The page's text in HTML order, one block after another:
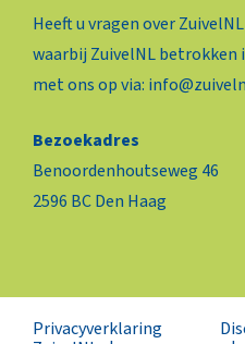
Heeft u vragen over
waarbij ZuivelNL betrokken
met ons op via:
Bezoekadres
Benoordenhoutseweg 46
2596 BC Den Haag
Privacyverklaring